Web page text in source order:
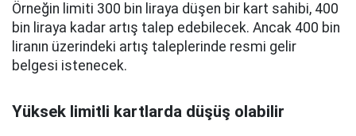
Örneğin limiti 300 bin liraya düşen bir kart sahibi, 400
bin liraya kadar artış talep edebilecek. Ancak 400 bin
liranın üzerindeki artış taleplerinde resmi gelir
belgesi istenecek.
Yüksek limitli kartlarda düşüş olabilir